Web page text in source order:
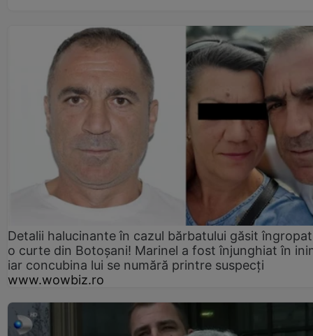
Detalii halucinante în cazul bărbatului găsit
o curte din Botoșani! Marinel a fost înjunghiat în
iar concubina lui se numără printre suspecți
www.wowbiz.ro